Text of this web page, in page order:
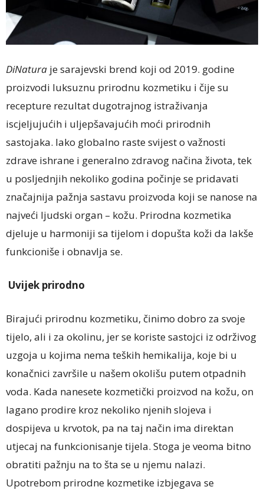
DiNatura je sarajevski brend koji od 2019. godine
proizvodi luksuznu prirodnu kozmetiku i čije su
recepture rezultat dugotrajnog istraživanja
iscjeljujućih i uljepšavajućih moći prirodnih
sastojaka. Iako globalno raste svijest o važnosti
zdrave ishrane i generalno zdravog načina života, tek
u posljednjih nekoliko godina počinje se pridavati
značajnija pažnja sastavu proizvoda koji se nanose na
najveći ljudski organ – kožu. Prirodna kozmetika
djeluje u harmoniji sa tijelom i dopušta koži da lakše
funkcioniše i obnavlja se.
Uvijek prirodno
Birajući prirodnu kozmetiku, činimo dobro za svoje
tijelo, ali i za okolinu, jer se koriste sastojci iz održivog
uzgoja u kojima nema teških hemikalija, koje bi u
konačnici završile u našem okolišu putem otpadnih
voda. Kada nanesete kozmetički proizvod na kožu, on
lagano prodire kroz nekoliko njenih slojeva i
dospijeva u krvotok, pa na taj način ima direktan
utjecaj na funkcionisanje tijela. Stoga je veoma bitno
obratiti pažnju na to šta se u njemu nalazi.
Upotrebom prirodne kozmetike izbjegava se